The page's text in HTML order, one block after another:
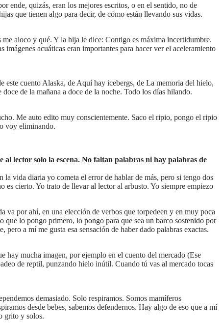
ende, quizás, eran los mejores escritos, o en el sentido, no de
que tienen algo para decir, de cómo están llevando sus vidas.
aloco y qué. Y la hija le dice: Contigo es máxima incertidumbre.
acuáticas eran importantes para hacer ver el aceleramiento
este cuento Alaska, de Aquí hay icebergs, de La memoria del hielo,
de la mañana a doce de la noche. Todo los días hilando.
Me auto edito muy conscientemente. Saco el ripio, pongo el ripio
voy eliminando.
lector solo la escena. No faltan palabras ni hay palabras de
vida diaria yo cometa el error de hablar de más, pero si tengo dos
es cierto. Yo trato de llevar al lector al arbusto. Yo siempre empiezo
va por ahí, en una elección de verbos que torpedeen y en muy poca
que lo pongo primero, lo pongo para que sea un barco sostenido por
a mí me gusta esa sensación de haber dado palabras exactas.
hay mucha imagen, por ejemplo en el cuento del mercado (Ese
de reptil, punzando hielo inútil. Cuando tú vas al mercado tocas
demasiado. Solo respiramos. Somos mamíferos
desde bebes, sabemos defendernos. Hay algo de eso que a mí
grito y solos.